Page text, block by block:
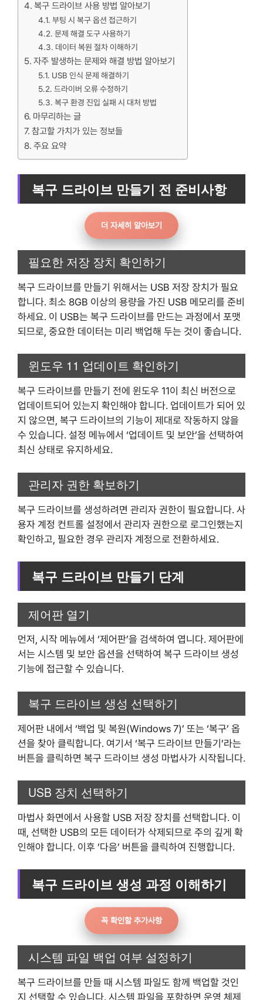
복구 드라이브 사용 방법 알아보기
부팅 시 복구 옵션 접근하기
문제 해결 도구 사용하기
데이터 복원 절차 이해하기
자주 발생하는 문제와 해결 방법 알아보기
USB 인식 문제 해결하기
드라이버 오류 수정하기
복구 환경 진입 실패 시 대처 방법
마무리하는 글
참고할 가치가 있는 정보들
주요 요약
복구 드라이브 만들기 전 준비사항
더 자세히 알아보기
필요한 저장 장치 확인하기
복구 드라이브를 만들기 위해서는 USB 저장 장치가 필요
합니다. 최소 8GB 이상의 용량을 가진 USB 메모리를 준비
하세요. 이 USB는 복구 드라이브를 만드는 과정에서 포맷
되므로, 중요한 데이터는 미리 백업해 두는 것이 좋습니다.
윈도우 11 업데이트 확인하기
복구 드라이브를 만들기 전에 윈도우 11이 최신 버전으로
업데이트되어 있는지 확인해야 합니다. 업데이트가 되어 있
지 않으면, 복구 드라이브의 기능이 제대로 작동하지 않을
수 있습니다. 설정 메뉴에서 ‘업데이트 및 보안’을 선택하여
최신 상태로 유지하세요.
관리자 권한 확보하기
복구 드라이브를 생성하려면 관리자 권한이 필요합니다. 사
용자 계정 컨트롤 설정에서 관리자 권한으로 로그인했는지
확인하고, 필요한 경우 관리자 계정으로 전환하세요.
복구 드라이브 만들기 단계
제어판 열기
먼저, 시작 메뉴에서 ‘제어판’을 검색하여 엽니다. 제어판에
서는 시스템 및 보안 옵션을 선택하여 복구 드라이브 생성
기능에 접근할 수 있습니다.
복구 드라이브 생성 선택하기
제어판 내에서 ‘백업 및 복원(Windows 7)’ 또는 ‘복구’ 옵
션을 찾아 클릭합니다. 여기서 ‘복구 드라이브 만들기’라는
버튼을 클릭하면 복구 드라이브 생성 마법사가 시작됩니다.
USB 장치 선택하기
마법사 화면에서 사용할 USB 저장 장치를 선택합니다. 이
때, 선택한 USB의 모든 데이터가 삭제되므로 주의 깊게 확
인해야 합니다. 이후 ‘다음’ 버튼을 클릭하여 진행합니다.
복구 드라이브 생성 과정 이해하기
꼭 확인할 추가사항
시스템 파일 백업 여부 설정하기
복구 드라이브를 만들 때 시스템 파일도 함께 백업할 것인
지 선택할 수 있습니다. 시스템 파일을 포함하면 운영 체제